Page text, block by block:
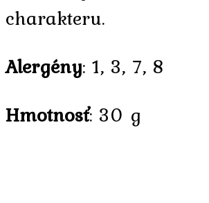
charakteru.
Alergény: 1, 3, 7, 8
Hmotnosť: 30 g